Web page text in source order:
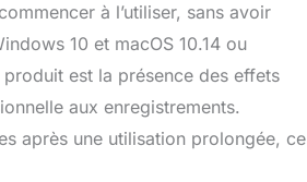
à l’utiliser, sans avoir
10 et macOS 10.14 ou
est la présence des effets
aux enregistrements.
après une utilisation prolongée, ce